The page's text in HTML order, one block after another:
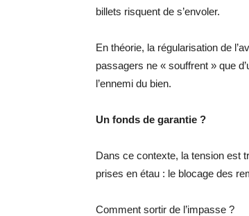
billets risquent de s’envoler.
En théorie, la régularisation de
passagers ne « souffrent » que
l’ennemi du bien.
Un fonds de garantie ?
Dans ce contexte, la tension est
prises en étau : le blocage des
Comment sortir de l’impasse ?